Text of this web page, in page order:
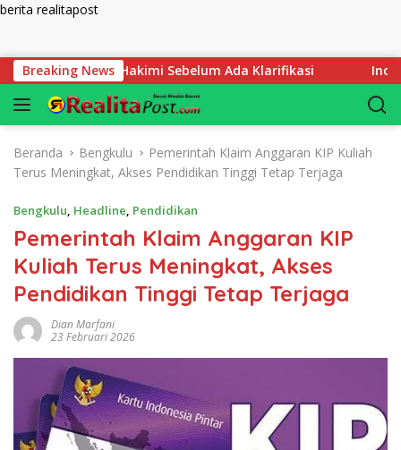
berita realitapost
Breaking News
Hakimi Sebelum Ada Klarifikasi Indonesia di
Beranda Bengkulu
Pemerintah Klaim Anggaran KIP Kuliah
Terus Meningkat, Akses Pendidikan Tinggi Tetap Terjaga
Bengkulu, Headline, Pendidikan
Pemerintah Klaim Anggaran KIP
Kuliah Terus Meningkat, Akses
Pendidikan Tinggi Tetap Terjaga
Dian Marfani
23 Februari 2026